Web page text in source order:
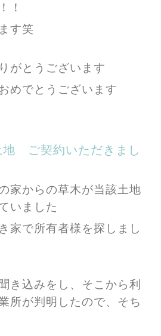
！
す笑
がとうございます
でとうございます
地 ご契約いただきまし
家からの草木が当該土地
いました
家で所有者様を探しまし
き込みをし、そこから利
所が判明したので、そち